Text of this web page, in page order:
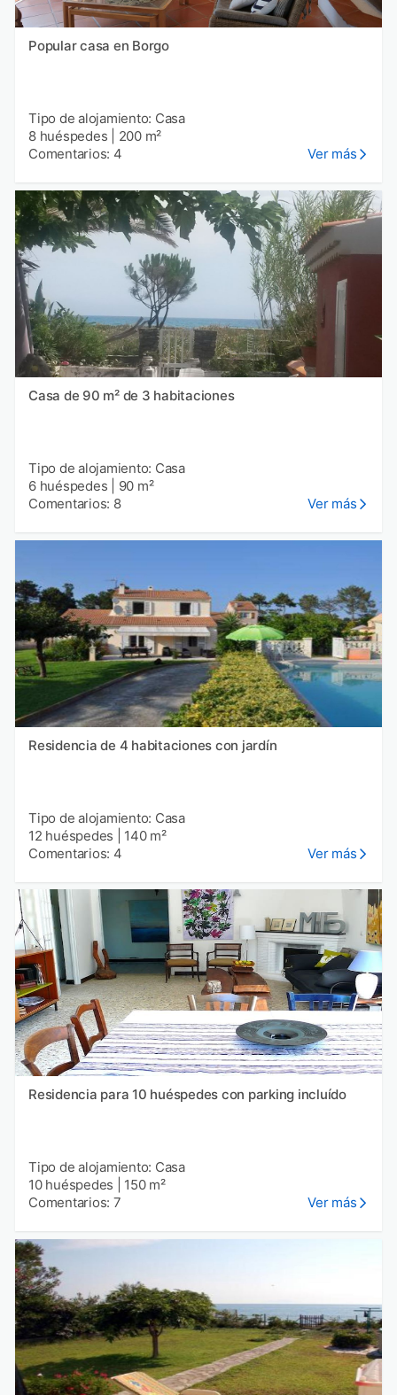
Popular casa en Borgo
Tipo de alojamiento: Casa
8 huéspedes
200 m²
Comentarios: 4
Ver más
Casa de 90 m² de 3 habitaciones
Tipo de alojamiento: Casa
6 huéspedes
90 m²
Comentarios: 8
Ver más
Residencia de 4 habitaciones con jardín
Tipo de alojamiento: Casa
12 huéspedes
140 m²
Comentarios: 4
Ver más
Residencia para 10 huéspedes con parking incluído
Tipo de alojamiento: Casa
10 huéspedes
150 m²
Comentarios: 7
Ver más